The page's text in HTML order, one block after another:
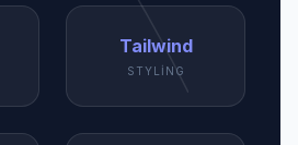
Tailwind
STYLING